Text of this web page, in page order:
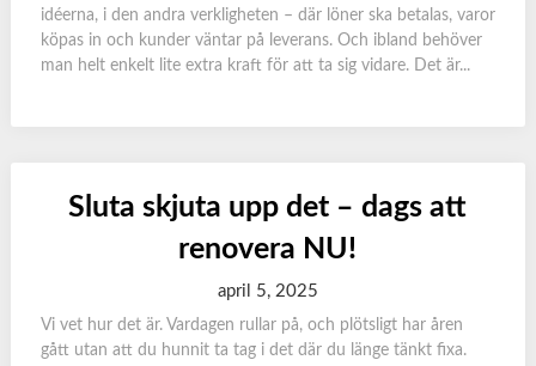
idéerna, i den andra verkligheten – där löner ska betalas, varor
köpas in och kunder väntar på leverans. Och ibland behöver
man helt enkelt lite extra kraft för att ta sig vidare. Det är...
Sluta skjuta upp det – dags att
renovera NU!
april 5, 2025
Vi vet hur det är. Vardagen rullar på, och plötsligt har åren
gått utan att du hunnit ta tag i det där du länge tänkt fixa.